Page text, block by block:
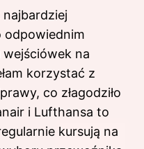
najbardziej
na
korzystać z
co złagodziło
i Lufthansa to
kursują na